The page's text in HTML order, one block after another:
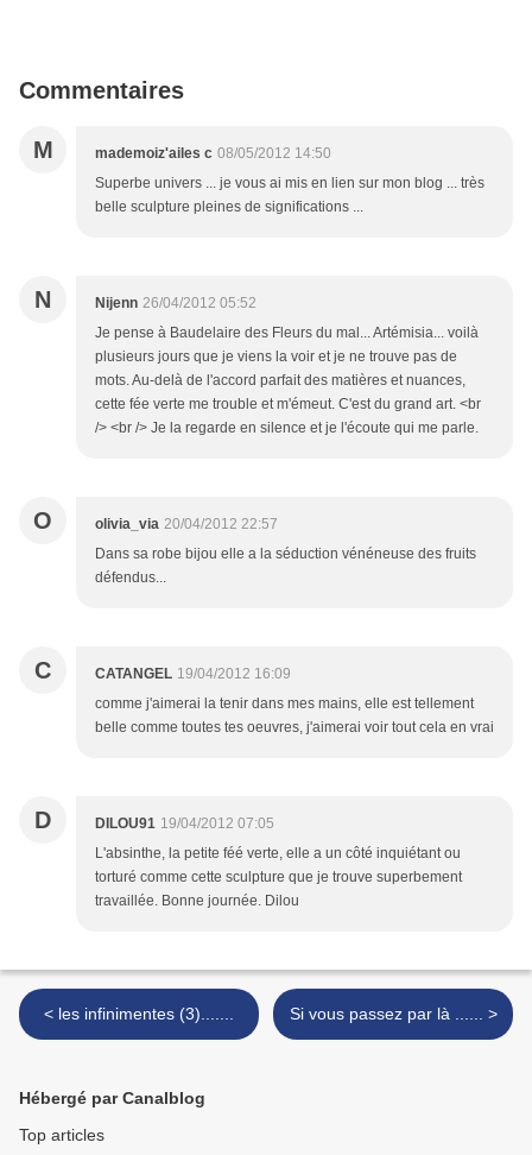
Commentaires
M mademoiz'ailes c 08/05/2012 14:50
Superbe univers ... je vous ai mis en lien sur mon blog ... très
belle sculpture pleines de significations ...
N Nijenn 26/04/2012 05:52
Je pense à Baudelaire des Fleurs du mal... Artémisia... voilà
plusieurs jours que je viens la voir et je ne trouve pas de
mots. Au-delà de l'accord parfait des matières et nuances,
cette fée verte me trouble et m'émeut. C'est du grand art. <br
/> <br /> Je la regarde en silence et je l'écoute qui me parle.
O olivia_via 20/04/2012 22:57
Dans sa robe bijou elle a la séduction vénéneuse des fruits
défendus...
C CATANGEL 19/04/2012 16:09
comme j'aimerai la tenir dans mes mains, elle est tellement
belle comme toutes tes oeuvres, j'aimerai voir tout cela en vrai
D DILOU91 19/04/2012 07:05
L'absinthe, la petite féé verte, elle a un côté inquiétant ou
torturé comme cette sculpture que je trouve superbement
travaillée. Bonne journée. Dilou
< les infinimentes (3)....... Si vous passez par là ...... >
Hébergé par Canalblog
Top articles